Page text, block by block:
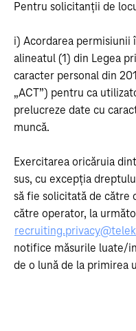
Pentru solicitanții de
i) Acordarea
alineatul (1) din Legea
caracter personal din
„ACT”) pentru ca
prelucreze date cu
muncă.
Exercitarea oricăruia
sus, cu excepția
să fie solicitată de către
către operator, la
notifice măsurile luate/
de o lună de la primirea